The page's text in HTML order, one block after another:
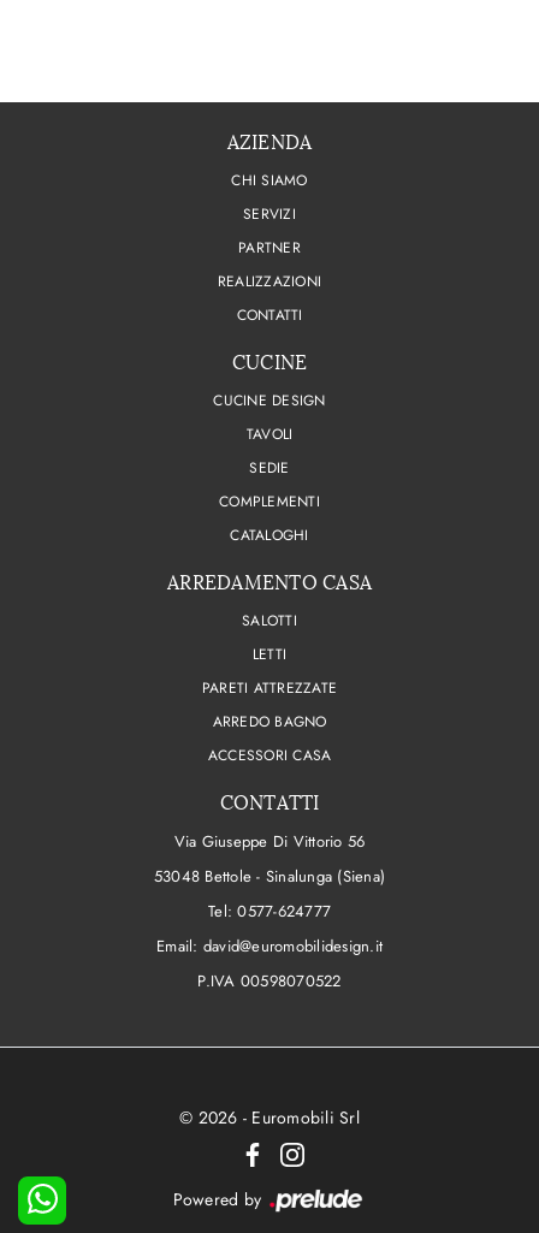
AZIENDA
CHI SIAMO
SERVIZI
PARTNER
REALIZZAZIONI
CONTATTI
CUCINE
CUCINE DESIGN
TAVOLI
SEDIE
COMPLEMENTI
CATALOGHI
ARREDAMENTO CASA
SALOTTI
LETTI
PARETI ATTREZZATE
ARREDO BAGNO
ACCESSORI CASA
CONTATTI
Via Giuseppe Di Vittorio 56
53048 Bettole - Sinalunga (Siena)
Tel:0577-624777
Email: david@euromobilidesign.it
P.IVA 00598070522
© 2026 - Euromobili Srl
Powered by